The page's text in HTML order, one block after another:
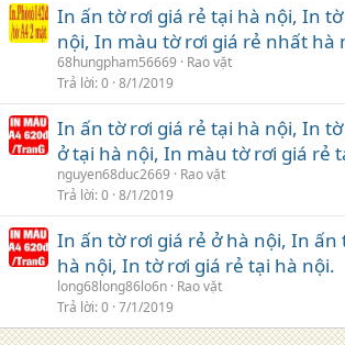
In ấn tờ rơi giá rẻ tại hà nội, In
nội, In màu tờ rơi giá rẻ nhất hà
68hungpham56669
Rao vặt
Trả lời 0 8/1/2019
In ấn tờ rơi giá rẻ tại hà nội, In
ở tại hà nội, In màu tờ rơi giá rẻ
nguyen68duc2669
Rao vặt
Trả lời 0 8/1/2019
In ấn tờ rơi giá rẻ ở hà nội, In ấn
hà nội, In tờ rơi giá rẻ tại hà nội.
long68long86lo6n Rao vặt
Trả lời 0 7/1/2019